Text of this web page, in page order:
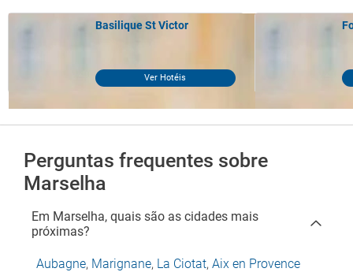
Basilique St Victor
Ver Hotéis
Perguntas frequentes sobre
Marselha
Em Marselha, quais são as cidades mais
próximas?
Aubagne, Marignane, La Ciotat, Aix en Provence